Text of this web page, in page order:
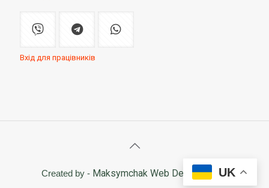
Вхід для працівників
Created by - Maksymchak Web DevelopmentUK